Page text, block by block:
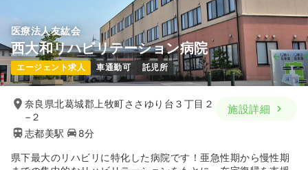
医療法人友紘会
西大和リハビリテーション病院
エージェント求人 車通勤可 託児所
奈良県北葛城郡上牧町ささゆり台３丁目２
−２
志都美駅
8分
施設詳細
県下最大のリハビリに特化した病院です！亜急性期から慢性期